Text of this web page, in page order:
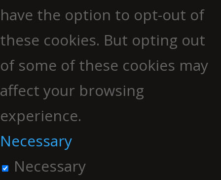
have the option to opt-out of
these cookies. But opting out
of some of these cookies may
affect your browsing
experience.
Necessary
Necessary